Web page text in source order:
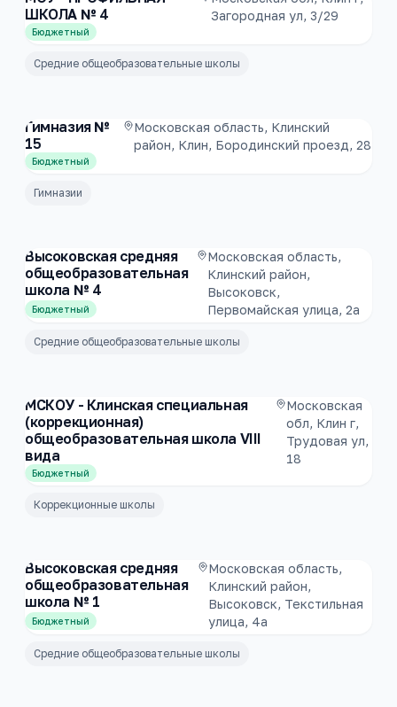
ШКОЛА № 4
Бюджетный
Загородная ул, 3/29
Средние общеобразовательные школы
Гимназия №
15
Бюджетный
Московская область, Клинский
район, Клин, Бородинский проезд, 28
Гимназии
Высоковская средняя
общеобразовательная
школа № 4
Бюджетный
Московская область,
Клинский район,
Высоковск,
Первомайская улица, 2а
Средние общеобразовательные школы
МСКОУ - Клинская специальная
(коррекционная)
общеобразовательная школа VIII
вида
Бюджетный
Московская
обл, Клин г,
Трудовая ул,
18
Коррекционные школы
Высоковская средняя
общеобразовательная
школа № 1
Бюджетный
Московская область,
Клинский район,
Высоковск, Текстильная
улица, 4а
Средние общеобразовательные школы